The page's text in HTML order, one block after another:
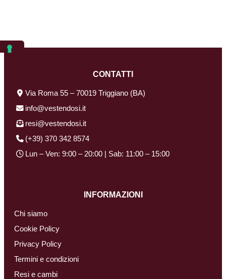
CONTATTI
Via Roma 55 – 70019 Triggiano (BA)
info@vestendosi.it
resi@vestendosi.it
(+39) 370 342 8574
Lun – Ven: 9:00 – 20:00 | Sab: 11:00 – 15:00
INFORMAZIONI
Chi siamo
Cookie Policy
Privacy Policy
Termini e condizioni
Resi e cambi